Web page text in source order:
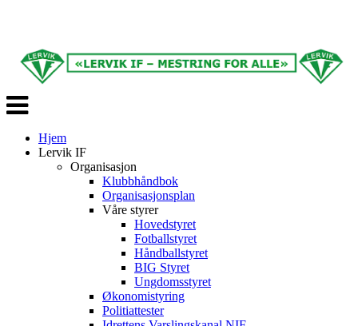
Veksle
navigasjon
Hjem
Lervik IF
Organisasjon
Klubbhåndbok
Organisasjonsplan
Våre styrer
Hovedstyret
Fotballstyret
Håndballstyret
BIG Styret
Ungdomsstyret
Økonomistyring
Politiattester